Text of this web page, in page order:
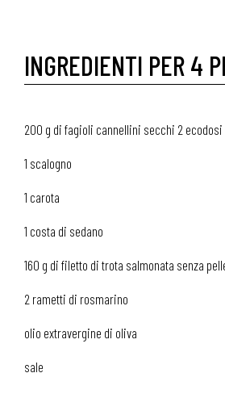
INGREDIENTI PER 4
200 g di fagioli cannellini secchi 2 ecodosi
1 scalogno
1 carota
1 costa di sedano
160 g di filetto di trota salmonata senza
2 rametti di rosmarino
olio extravergine di oliva
sale